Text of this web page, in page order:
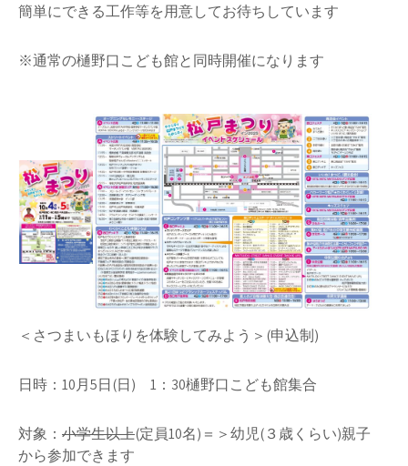
簡単にできる工作等を用意してお待ちしています
※通常の樋野口こども館と同時開催になります
＜さつまいもほりを体験してみよう＞(申込制)
日時：10月5日(日) 1：30樋野口こども館集合
対象： 小学生以上(定員10名)＝＞幼児(３歳くらい)親子
から参加できます